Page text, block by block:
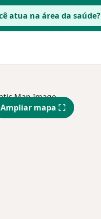
atua na área da saúde?
Ampliar mapa